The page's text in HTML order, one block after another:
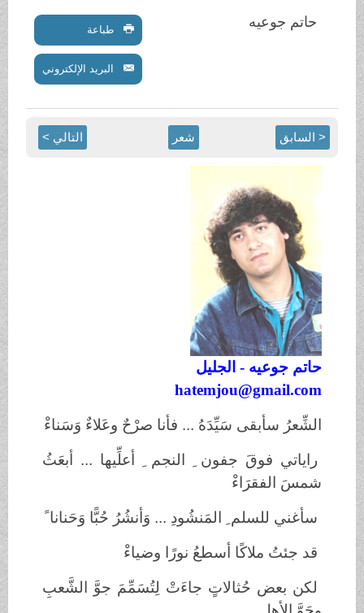
حاتم جوعيه طباعة
البريد الإلكتروني
< السابق شعر التالي >
حاتم جوعيه - الجليل
hatemjou@gmail.com
الشِّعرُ سأبقى سَيِّدَهُ ... فأنا صرْحٌ وعَلاءٌ وَسَناءْ
راياتي فوقَ جفون ِ النجم ِ أعلِّيها ... أبعَثُ
شمسَ الفقرَاءْ
سأغني للسلم ِ المَنشُودِ ... وَأنشُرُ حُبًّا وَحَنانا ً
قد جئتُ ملاكًا أسطعُ نورًا وضياءْ
لكن بعض حُثالاتٍ جاءَتْ لِتُسَمِّمَ جوَّ الشَّعبِ